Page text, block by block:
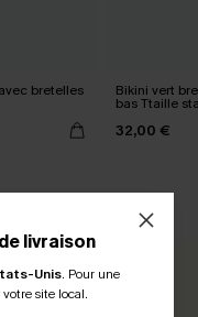
bretelles Bikini vert
bas Ttaille
32,00 €
livraison
Unis. Pour une
site local.